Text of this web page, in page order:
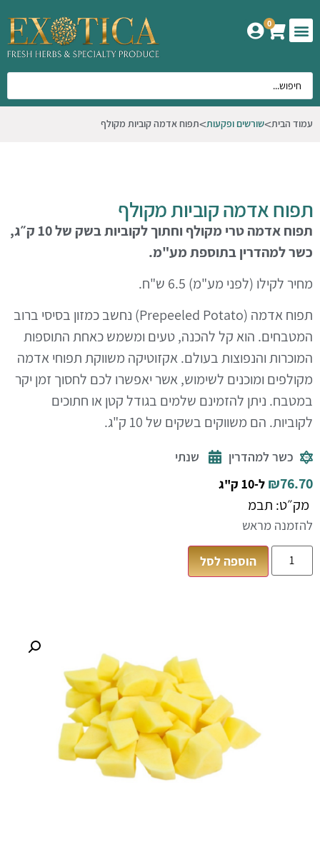
0
עמוד הבית שורשים ופקעות תפוח אדמה קוביות מקולף
תפוח אדמה קוביות מקולף
תפוח אדמה טרי מקולף וחתוך לקוביות בשק של 10 ק״ג,
כשר למהדרין בתוספת מע"מ.
מחיר לקילו (לפני מע"מ) 6.5 ש"ח.
תפוח אדמה (Prepeeled Potato) נחשב כמזון בסיסי ברוב
המטבחים. הוא קל להכנה, טעים ומשמש כאחת התוספות
המוכרות והנפוצות בעולם.אקזוטיקה משווקת תפוחי אדמה
מקולפים ומוכנים לשימוש, אשר יאפשרו לכם לחסוך זמן יקר
במטבח. ניתן להזמינם שלמים בגודל קטן או חתוכים
לקוביות. הם משווקים בשקים של 10 ק"ג.
כשר למהדרין שנתי
₪76.70 ל-10 ק"ג
מק״ט: תבמ
להזמנה מראש
הוספה לסל